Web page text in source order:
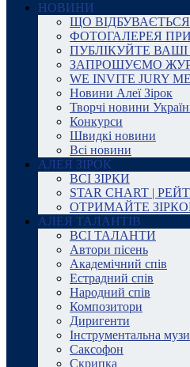
НОВИНИ
ЩО ВІДБУВАЄТЬСЯ
ФОТОГАЛЕРЕЯ
ПУБЛІКУЙТЕ
ЗАПРОШУЄМО
WE INVITE JURY
Новини Алеї Зірок
Творчі новини
Конкурси
Швидкі новини
Всі новини
АЛЕЯ ЗІРОК
ВСІ ЗІРКИ
STAR CHART |
ОТРИМАЙТЕ
АЛЕЯ ТАЛАНТІВ
ВСІ ТАЛАНТИ
Автори пісень
Академічний спів
Естрадний спів
Народний спів
Композитори
Диригенти
Інструментальна
Саксофон
Скрипка